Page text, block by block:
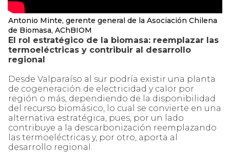
Antonio Minte, gerente general de la Asociación Chilena
de Biomasa, AChBIOM
El rol estratégico de la biomasa: reemplazar las
termoeléctricas y contribuir al desarrollo
regional
Desde Valparaíso al sur podría existir una planta
de cogeneración de electricidad y calor por
región o más, dependiendo de la disponibilidad
del recurso biomásico, lo cual se convierte en una
alternativa estratégica, pues, por un lado
contribuye a la descarbonización reemplazando
las termoeléctricas y, por otro, aporta al
desarrollo regional.